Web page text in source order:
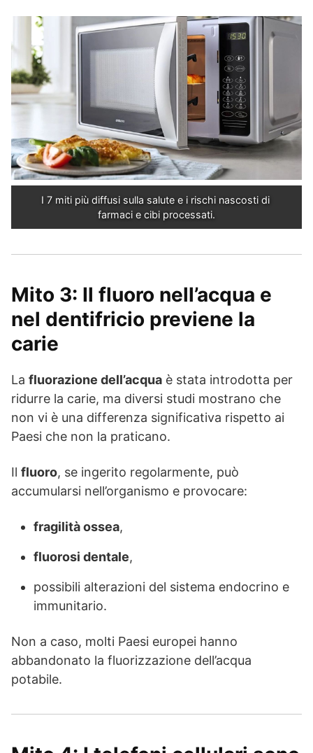
I 7 miti più diffusi sulla salute e i rischi nascosti di
farmaci e cibi processati.
Mito 3: Il fluoro nell’acqua e
nel dentifricio previene la
carie
La fluorazione dell’acqua è stata introdotta per
ridurre la carie, ma diversi studi mostrano che
non vi è una differenza significativa rispetto ai
Paesi che non la praticano.
Il fluoro, se ingerito regolarmente, può
accumularsi nell’organismo e provocare:
fragilità ossea,
fluorosi dentale,
possibili alterazioni del sistema endocrino e
immunitario.
Non a caso, molti Paesi europei hanno
abbandonato la fluorizzazione dell’acqua
potabile.